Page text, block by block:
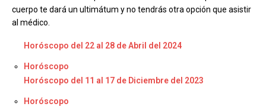
cuerpo te dará un ultimátum y no tendrás otra opción que asistir
al médico.
Horóscopo del 22 al 28 de Abril del 2024
Respecto a
Horóscopo
Horóscopo del 11 al 17 de Diciembre del 2023
Respecto a
Horóscopo